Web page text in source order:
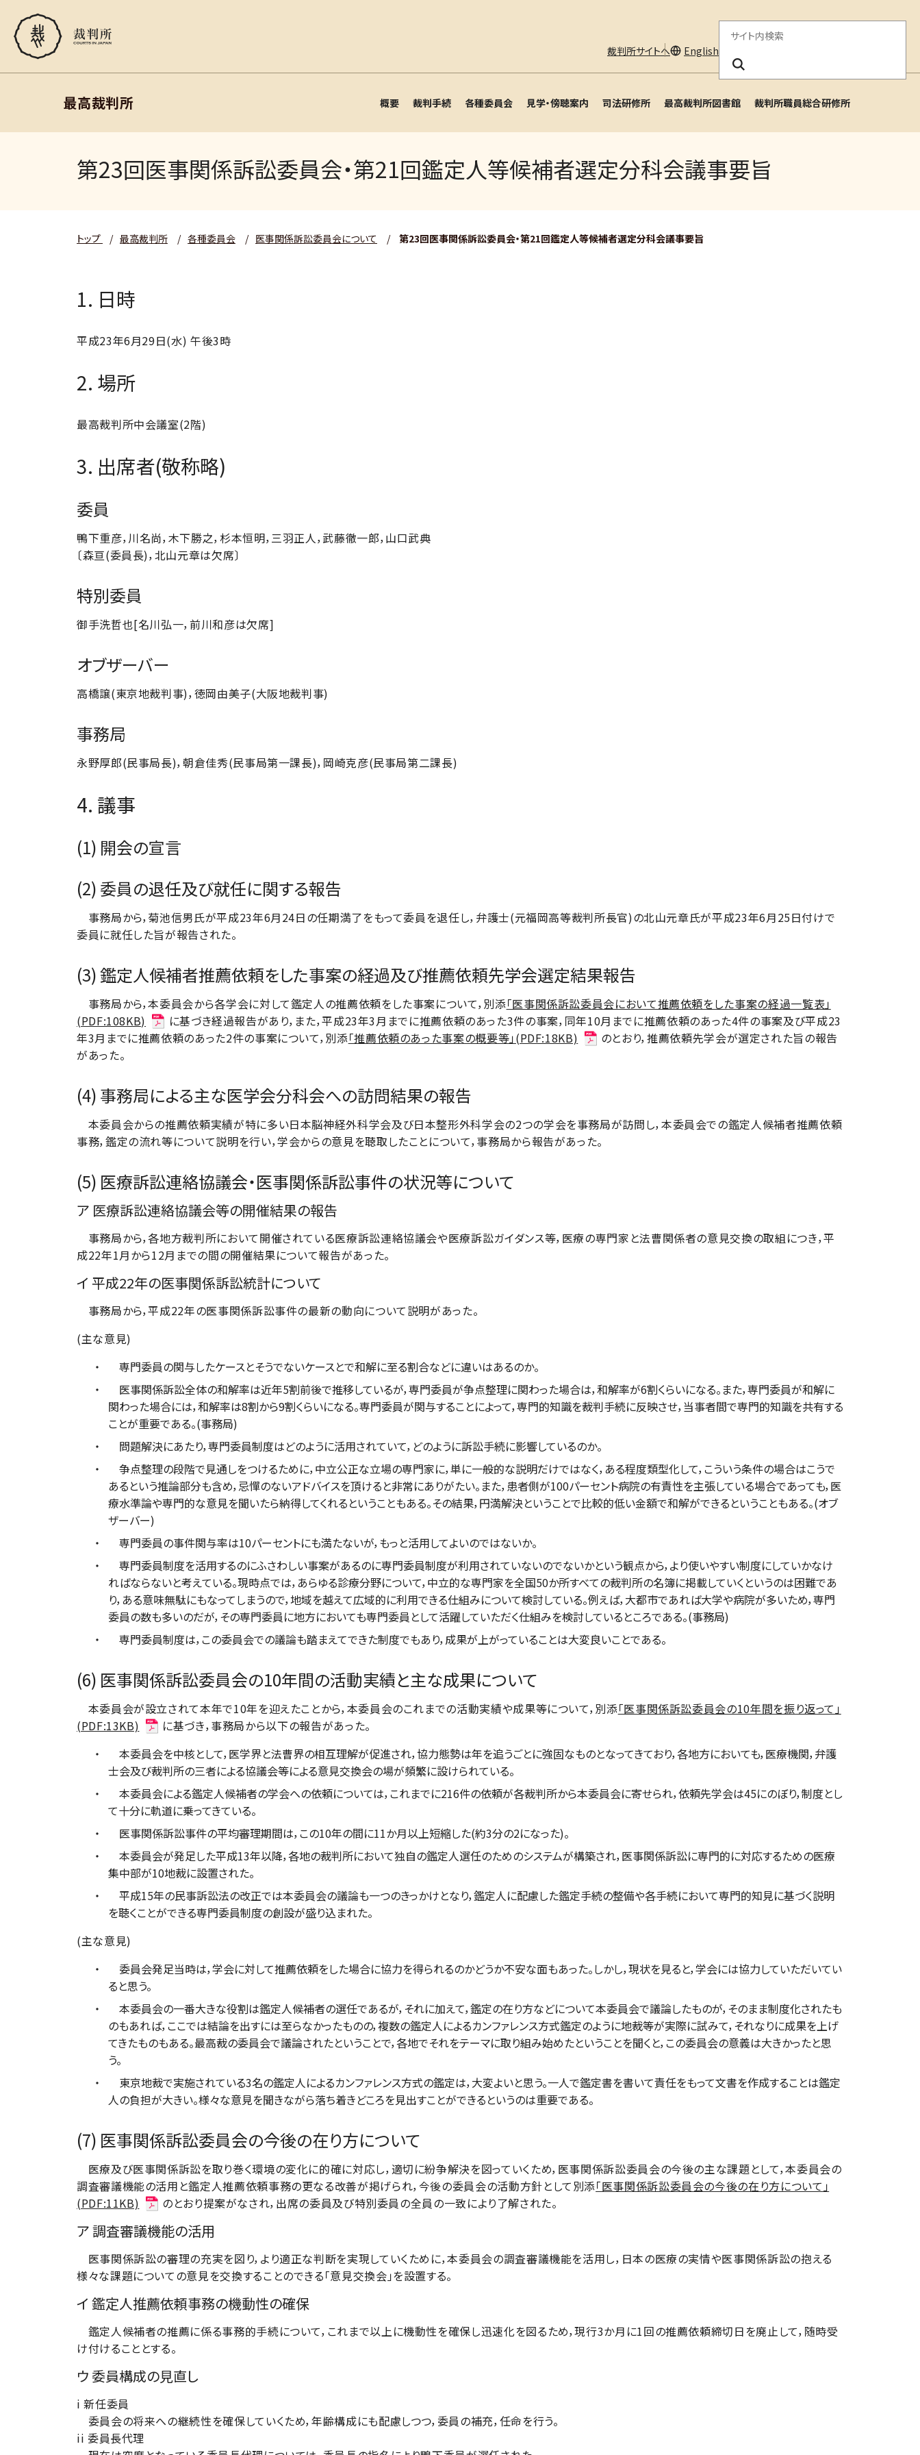
裁判所サイトへ English
サ
イ
ト
内
検
索
最高裁判所 概要 裁判手続 各種委員会 見学・傍聴案内 司法研修所 最高裁判所図書館 裁判所職員総合研修所
第23回医事関係訴訟委員会・第21回鑑定人等候補者選定分科会議事要旨
トップ / 最高裁判所 / 各種委員会 / 医事関係訴訟委員会について / 第23回医事関係訴訟委員会・第21回鑑定人等候補者選定分科会議事要旨
1. 日時
平成23年6月29日(水) 午後3時
2. 場所
最高裁判所中会議室(2階)
3. 出席者(敬称略)
委員
鴨下重彦，川名尚，木下勝之，杉本恒明，三羽正人，武藤徹一郎，山口武典
〔森亘(委員長)，北山元章は欠席〕
特別委員
御手洗哲也[名川弘一，前川和彦は欠席]
オブザーバー
高橋譲(東京地裁判事)，徳岡由美子(大阪地裁判事)
事務局
永野厚郎(民事局長)，朝倉佳秀(民事局第一課長)，岡崎克彦(民事局第二課長)
4. 議事
(1) 開会の宣言
(2) 委員の退任及び就任に関する報告
事務局から，菊池信男氏が平成23年6月24日の任期満了をもって委員を退任し，弁護士(元福岡高等裁判所長官)の北山元章氏が平成23年6月25日付けで
委員に就任した旨が報告された。
(3) 鑑定人候補者推薦依頼をした事案の経過及び推薦依頼先学会選定結果報告
事務局から，本委員会から各学会に対して鑑定人の推薦依頼をした事案について，別添「医事関係訴訟委員会において推薦依頼をした事案の経過一覧表」
(PDF:108KB)
に基づき経過報告があり，また，平成23年3月までに推薦依頼のあった3件の事案，同年10月までに推薦依頼のあった4件の事案及び平成23
年3月までに推薦依頼のあった2件の事案について，別添「推薦依頼のあった事案の概要等」(PDF:18KB)
のとおり，推薦依頼先学会が選定された旨の報告
があった。
(4) 事務局による主な医学会分科会への訪問結果の報告
本委員会からの推薦依頼実績が特に多い日本脳神経外科学会及び日本整形外科学会の2つの学会を事務局が訪問し，本委員会での鑑定人候補者推薦依頼
事務，鑑定の流れ等について説明を行い，学会からの意見を聴取したことについて，事務局から報告があった。
(5) 医療訴訟連絡協議会・医事関係訴訟事件の状況等について
ア 医療訴訟連絡協議会等の開催結果の報告
事務局から，各地方裁判所において開催されている医療訴訟連絡協議会や医療訴訟ガイダンス等，医療の専門家と法曹関係者の意見交換の取組につき，平
成22年1月から12月までの間の開催結果について報告があった。
イ 平成22年の医事関係訴訟統計について
事務局から，平成22年の医事関係訴訟事件の最新の動向について説明があった。
(主な意見)
専門委員の関与したケースとそうでないケースとで和解に至る割合などに違いはあるのか。
医事関係訴訟全体の和解率は近年5割前後で推移しているが，専門委員が争点整理に関わった場合は，和解率が6割くらいになる。また，専門委員が和解に
関わった場合には，和解率は8割から9割くらいになる。専門委員が関与することによって，専門的知識を裁判手続に反映させ，当事者間で専門的知識を共有する
ことが重要である。(事務局)
問題解決にあたり，専門委員制度はどのように活用されていて，どのように訴訟手続に影響しているのか。
争点整理の段階で見通しをつけるために，中立公正な立場の専門家に，単に一般的な説明だけではなく，ある程度類型化して，こういう条件の場合はこうで
あるという推論部分も含め，忌憚のないアドバイスを頂けると非常にありがたい。また，患者側が100パーセント病院の有責性を主張している場合であっても，医
療水準論や専門的な意見を聞いたら納得してくれるということもある。その結果，円満解決ということで比較的低い金額で和解ができるということもある。(オブ
ザーバー)
専門委員の事件関与率は10パーセントにも満たないが，もっと活用してよいのではないか。
専門委員制度を活用するのにふさわしい事案があるのに専門委員制度が利用されていないのでないかという観点から，より使いやすい制度にしていかなけ
ればならないと考えている。現時点では，あらゆる診療分野について，中立的な専門家を全国50か所すべての裁判所の名簿に掲載していくというのは困難であ
り，ある意味無駄にもなってしまうので，地域を越えて広域的に利用できる仕組みについて検討している。例えば，大都市であれば大学や病院が多いため，専門
委員の数も多いのだが，その専門委員に地方においても専門委員として活躍していただく仕組みを検討しているところである。(事務局)
専門委員制度は，この委員会での議論も踏まえてできた制度でもあり，成果が上がっていることは大変良いことである。
(6) 医事関係訴訟委員会の10年間の活動実績と主な成果について
本委員会が設立されて本年で10年を迎えたことから，本委員会のこれまでの活動実績や成果等について，別添「医事関係訴訟委員会の10年間を振り返って」
(PDF:13KB)
に基づき，事務局から以下の報告があった。
本委員会を中核として，医学界と法曹界の相互理解が促進され，協力態勢は年を追うごとに強固なものとなってきており，各地方においても，医療機関，弁護
士会及び裁判所の三者による協議会等による意見交換会の場が頻繁に設けられている。
本委員会による鑑定人候補者の学会への依頼については，これまでに216件の依頼が各裁判所から本委員会に寄せられ，依頼先学会は45にのぼり，制度とし
て十分に軌道に乗ってきている。
医事関係訴訟事件の平均審理期間は，この10年の間に11か月以上短縮した(約3分の2になった)。
本委員会が発足した平成13年以降，各地の裁判所において独自の鑑定人選任のためのシステムが構築され，医事関係訴訟に専門的に対応するための医療
集中部が10地裁に設置された。
平成15年の民事訴訟法の改正では本委員会の議論も一つのきっかけとなり，鑑定人に配慮した鑑定手続の整備や各手続において専門的知見に基づく説明
を聴くことができる専門委員制度の創設が盛り込まれた。
(主な意見)
委員会発足当時は，学会に対して推薦依頼をした場合に協力を得られるのかどうか不安な面もあった。しかし，現状を見ると，学会には協力していただいてい
ると思う。
本委員会の一番大きな役割は鑑定人候補者の選任であるが，それに加えて，鑑定の在り方などについて本委員会で議論したものが，そのまま制度化されたも
のもあれば，ここでは結論を出すには至らなかったものの，複数の鑑定人によるカンファレンス方式鑑定のように地裁等が実際に試みて，それなりに成果を上げ
てきたものもある。最高裁の委員会で議論されたということで，各地でそれをテーマに取り組み始めたということを聞くと，この委員会の意義は大きかったと思
う。
東京地裁で実施されている3名の鑑定人によるカンファレンス方式の鑑定は，大変よいと思う。一人で鑑定書を書いて責任をもって文書を作成することは鑑定
人の負担が大きい。様々な意見を聞きながら落ち着きどころを見出すことができるというのは重要である。
(7) 医事関係訴訟委員会の今後の在り方について
医療及び医事関係訴訟を取り巻く環境の変化に的確に対応し，適切に紛争解決を図っていくため，医事関係訴訟委員会の今後の主な課題として，本委員会の
調査審議機能の活用と鑑定人推薦依頼事務の更なる改善が掲げられ，今後の委員会の活動方針として別添「医事関係訴訟委員会の今後の在り方について」
(PDF:11KB)
のとおり提案がなされ，出席の委員及び特別委員の全員の一致により了解された。
ア 調査審議機能の活用
医事関係訴訟の審理の充実を図り，より適正な判断を実現していくために，本委員会の調査審議機能を活用し，日本の医療の実情や医事関係訴訟の抱える
様々な課題についての意見を交換することのできる「意見交換会」を設置する。
イ 鑑定人推薦依頼事務の機動性の確保
鑑定人候補者の推薦に係る事務的手続について，これまで以上に機動性を確保し迅速化を図るため，現行3か月に1回の推薦依頼締切日を廃止して，随時受
け付けることとする。
ウ 委員構成の見直し
i 新任委員
委員会の将来への継続性を確保していくため，年齢構成にも配慮しつつ，委員の補充，任命を行う。
ii 委員長代理